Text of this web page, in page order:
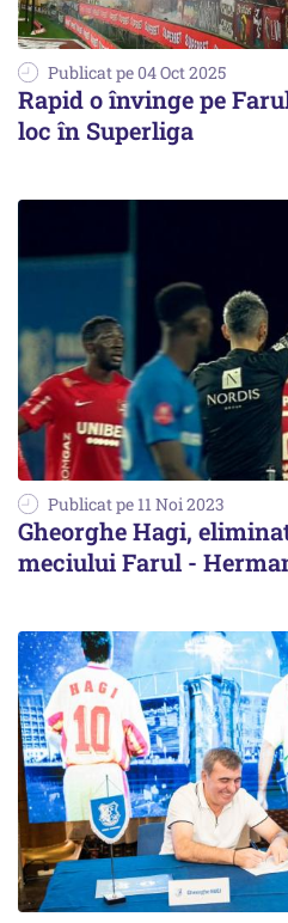
Publicat pe 04 Oct 2025
Rapid o învinge pe
loc în Superliga
Publicat pe 11 Noi 2023
Gheorghe Hagi,
meciului Farul -